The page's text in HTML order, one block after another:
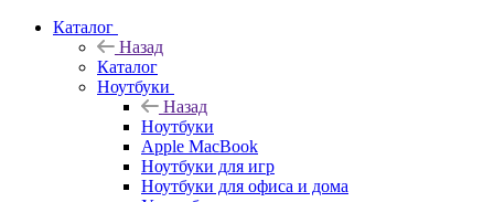
Каталог
Назад
Каталог
Ноутбуки
Назад
Ноутбуки
Apple MacBook
Ноутбуки для игр
Ноутбуки для офиса и дома